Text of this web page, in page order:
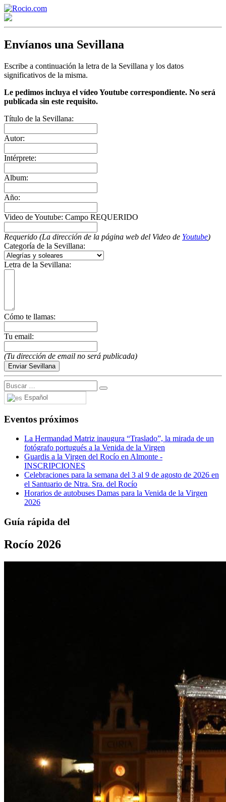
Envíanos una Sevillana
Escribe a continuación la letra de la Sevillana y los datos
significativos de la misma.
Le pedimos incluya el vídeo Youtube correspondiente. No será
publicada sin este requisito.
Título de la Sevillana:
Autor:
Intérprete:
Album:
Año:
Video de Youtube: Campo REQUERIDO
Requerido (La dirección de la página web del Video de Youtube)
Categoría de la Sevillana:
Letra de la Sevillana:
Cómo te llamas:
Tu email:
(Tu dirección de email no será publicada)
Español
Eventos próximos
La Hermandad Matriz inaugura “Traslado”, la mirada de un
fotógrafo portugués a la Venida de la Virgen
Guardis a la Virgen del Rocío en Almonte -
INSCRIPCIONES
Celebraciones para la semana del 3 al 9 de agosto de 2026 en
el Santuario de Ntra. Sra. del Rocío
Horarios de autobuses Damas para la Venida de la Virgen
2026
Guía rápida del
Rocío 2026
¿En qué puedo ayudarte?
Historia de la Virgen del Rocío
¿Cuándo es la romería del Rocío?
¿Cuántas hermandades participan en la romería?
¿Cuándo se construyó la primera ermita?
El traslado cada siete años
¿Cuales son los actos principales que se celebran en el
Rocío?